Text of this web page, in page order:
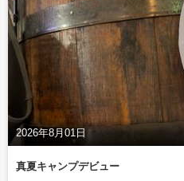
2026年8月01日
真夏キャンプデビュー